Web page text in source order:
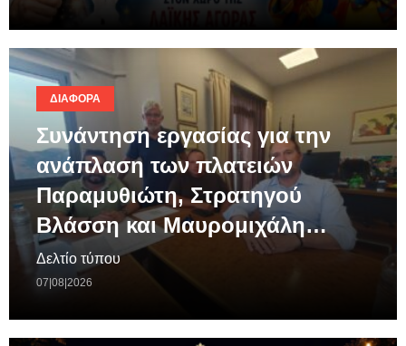
ΔΙΆΦΟΡΑ
Συνάντηση εργασίας για την
ανάπλαση των πλατειών
Παραμυθιώτη, Στρατηγού
Βλάσση και Μαυρομιχάλη…
Δελτίο τύπου
07|08|2026